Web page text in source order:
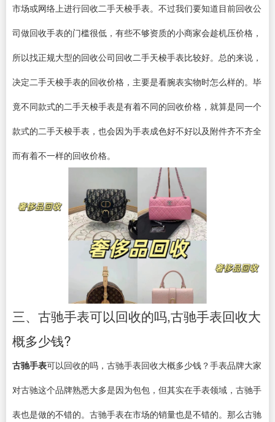
市场或网络上进行回收二手天梭手表。不过我们要知道目前回收公
司做回收手表的门槛很低，有些不够资质的小商家会趁机压价格，
所以找正规大型的回收公司回收二手天梭手表比较好。总的来说，
决定二手天梭手表的回收价格，主要是看腕表实物时怎么样的。毕
竟不同款式的二手天梭手表是有着不同的回收价格，就算是同一个
款式的二手天梭手表，也会因为手表成色好不好以及附件齐不齐全
而有着不一样的回收价格。
三、古驰手表可以回收的吗,古驰手表回收大
概多少钱?
古驰手表可以回收的吗，古驰手表回收大概多少钱？手表品牌大家
对古驰这个品牌熟悉大多是因为包包，但其实在手表领域，古驰手
表也是做的不错的。古驰手表在市场的销量也是不错的。那么古驰